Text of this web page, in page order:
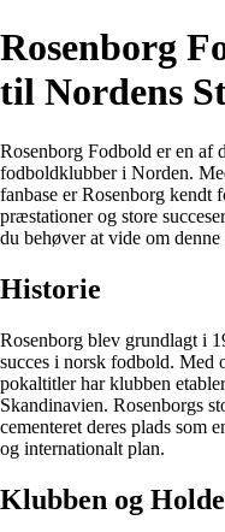
Rosenborg
til Nordens
Rosenborg Fodbold er en af
fodboldklubber i Norden.
fanbase er Rosenborg kendt
præstationer og store
du behøver at vide om
Historie
Rosenborg blev grundlagt i
succes i norsk fodbold. Med
pokaltitler har klubben
Skandinavien. Rosenborgs
cementeret deres plads som
og internationalt plan.
Klubben og